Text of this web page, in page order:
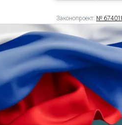
Законопроект: №